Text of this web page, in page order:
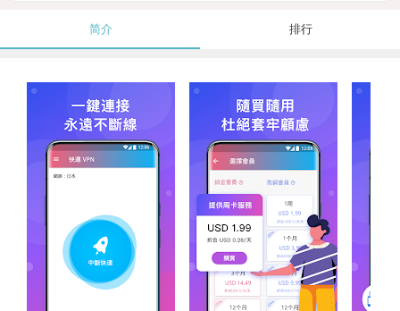
简介 排行